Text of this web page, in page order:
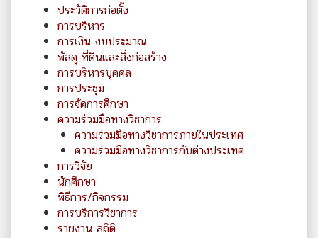
ประวัติการก่อตั้ง
การบริหาร
การเงิน งบประมาณ
พัสดุ ที่ดินและสิ่งก่อสร้าง
การบริหารบุคคล
การประชุม
การจัดการศึกษา
ความร่วมมือทางวิชาการ
ความร่วมมือทางวิชาการภายในประเทศ
ความร่วมมือทางวิชาการกับต่างประเทศ
การวิจัย
นักศึกษา
พิธีการ/กิจกรรม
การบริการวิชาการ
รายงาน สถิติ